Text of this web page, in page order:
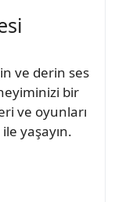
ve derin ses
bir
ve oyunları
yaşayın.